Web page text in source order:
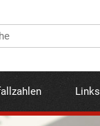
Links